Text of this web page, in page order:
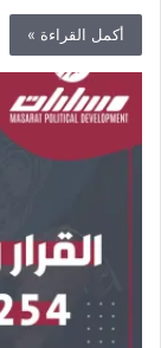
أكمل القراءة »